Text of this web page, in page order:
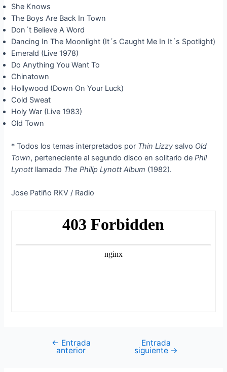
She Knows
The Boys Are Back In Town
Don´t Believe A Word
Dancing In The Moonlight (It´s Caught Me In It´s Spotlight)
Emerald (Live 1978)
Do Anything You Want To
Chinatown
Hollywood (Down On Your Luck)
Cold Sweat
Holy War (Live 1983)
Old Town
* Todos los temas interpretados por Thin Lizzy salvo Old
Town, perteneciente al segundo disco en solitario dePhil
Lynottllamado The Philip Lynott Album (1982).
Jose Patiño RKV / Radio
Navegación
← Entrada
anterior
Entrada
siguiente →